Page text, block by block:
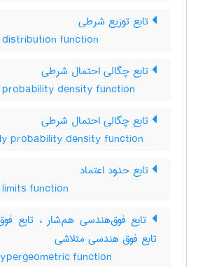
تابع توزیع شرطی
function
تابع چگالی احتمال شرطی
density function
تابع چگالی احتمال شرطی
probability density function
تابع حدود اعتماد
function
تابع فوق‌هندسی هم‌شار ، تابع
تابع فوق هندسی متلاشی
function